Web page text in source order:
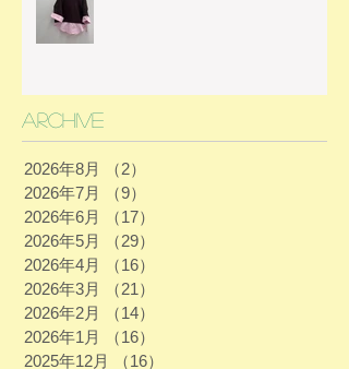
Archive
2026年8月 （2）
2026年7月
（9）
2026年6月
（17）
2026年5月
（29）
2026年4月
（16）
2026年3月
（21）
2026年2月
（14）
2026年1月
（16）
2025年12月
（16）